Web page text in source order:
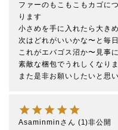
ファーのもこもこもカゴに
ります
小さめを手に入れたら大き
次はどれがいいかな〜と毎
これがエバゴス沼か〜見事
素敵な梱包でうれしくなり
また是非お願いしたいと思
Asaminmin 1 非公開